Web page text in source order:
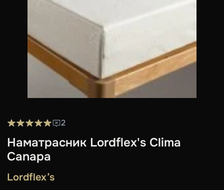
2
Наматрасник Lordflex's Clima
Сanapa
Lordflex’s